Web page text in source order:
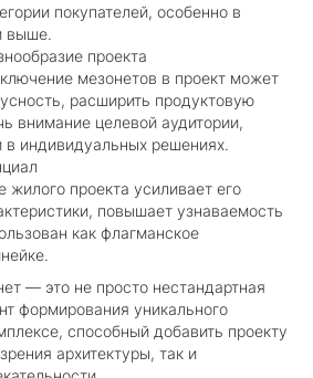
покупателей, особенно в
выше.
проекта
мезонетов в проект может
расширить продуктовую
внимание целевой аудитории,
в индивидуальных решениях.
жилого проекта усиливает его
повышает узнаваемость
как флагманское
— это не просто нестандартная
формирования уникального
способный добавить проекту
архитектуры, так и